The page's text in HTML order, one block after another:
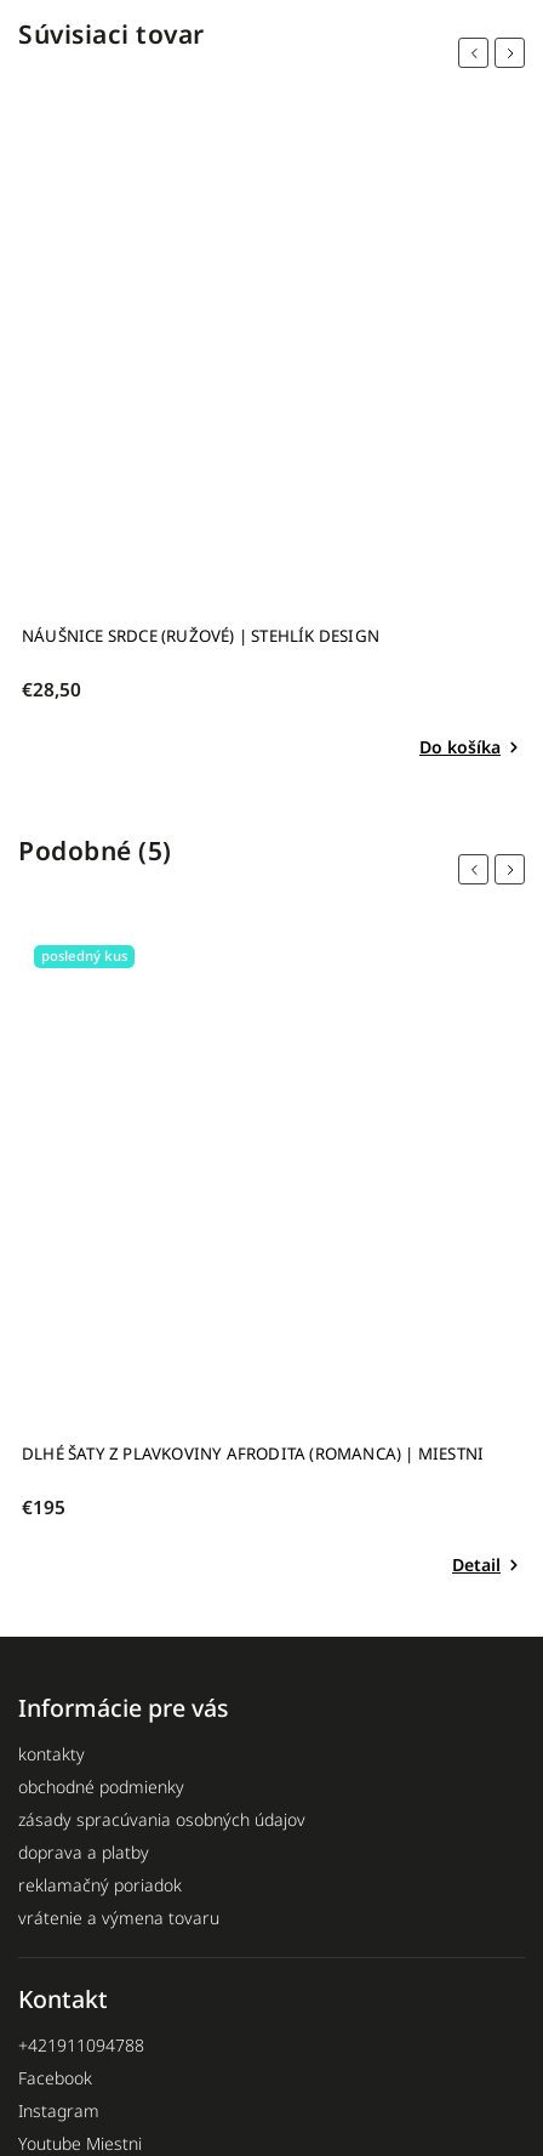
Súvisiaci tovar
Previous
NÁUŠNICE SRDCE (RUŽOVÉ) | STEHLÍK DESIGN
€28,50
Do košíka
Next
Podobné (5)
Previous
posledný kus
DLHÉ ŠATY Z PLAVKOVINY AFRODITA (ROMANCA) | MIESTNI
€195
Detail
Next
Informácie pre vás
kontakty
obchodné podmienky
zásady spracúvania osobných údajov
doprava a platby
reklamačný poriadok
vrátenie a výmena tovaru
Kontakt
+421911094788
Facebook
Instagram
Youtube Miestni